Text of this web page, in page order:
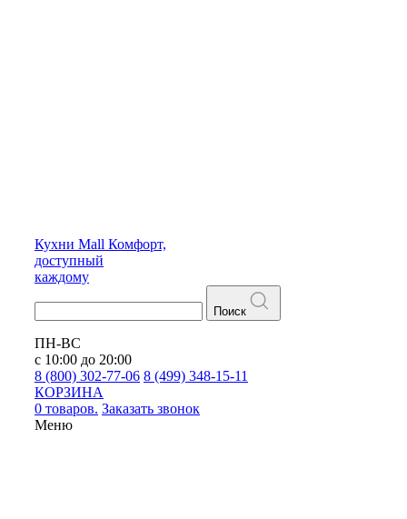
Кухни Mall Комфорт,
доступный
каждому
Поиск
ПН-ВС
с 10:00 до 20:00
8 (800) 302-77-06 8 (499) 348-15-11
КОРЗИНА
0 товаров. Заказать звонок
Меню